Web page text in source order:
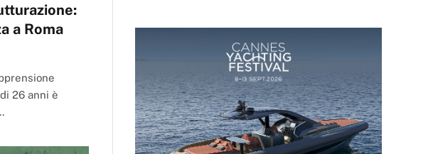
a Roma
26 anni è